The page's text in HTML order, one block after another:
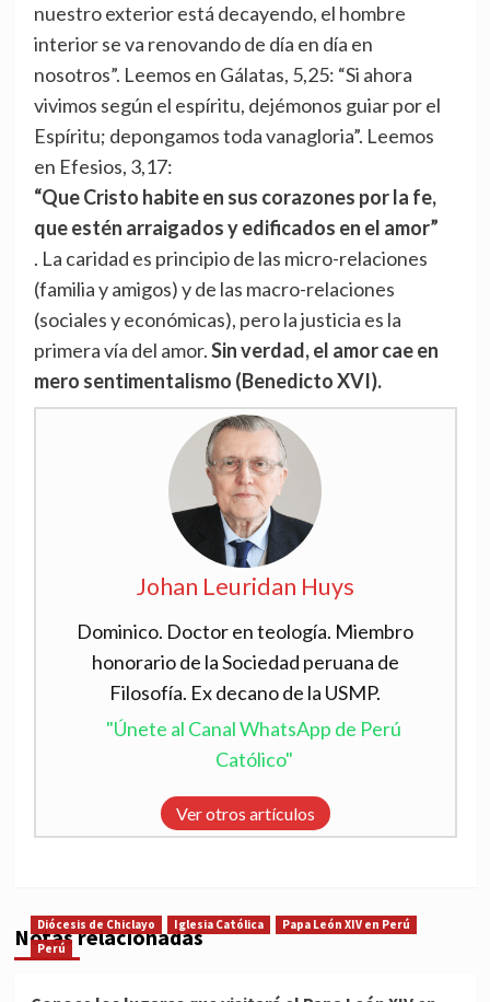
nuestro exterior está decayendo, el hombre
interior se va renovando de día en día en
nosotros”. Leemos en Gálatas, 5,25: “Si ahora
vivimos según el espíritu, dejémonos guiar por el
Espíritu; depongamos toda vanagloria”. Leemos
en Efesios, 3,17:
“Que Cristo habite en sus corazones por la fe,
que estén arraigados y edificados en el amor”
. La caridad es principio de las micro-relaciones
(familia y amigos) y de las macro-relaciones
(sociales y económicas), pero la justicia es la
primera vía del amor.Sin verdad, el amor cae en
mero sentimentalismo (Benedicto XVI).
Johan Leuridan Huys
Dominico. Doctor en teología. Miembro
honorario de la Sociedad peruana de
Filosofía. Ex decano de la USMP.
"Únete al Canal WhatsApp de Perú
Católico"
Ver otros artículos
Notas relacionadas
Diócesis de Chiclayo Iglesia Católica
Papa León XIV en Perú
Perú